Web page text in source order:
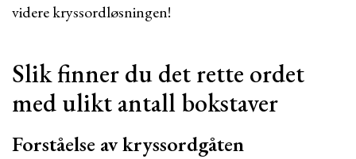
videre kryssordløsningen!
Slik finner du det rette ordet
med ulikt antall bokstaver
Forståelse av kryssordgåten